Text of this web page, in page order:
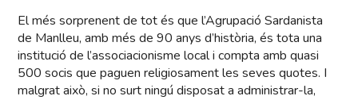
El més sorprenent de tot és que l’Agrupació Sardanista
de Manlleu, amb més de 90 anys d’història, és tota una
institució de l’associacionisme local i compta amb quasi
500 socis que paguen religiosament les seves quotes. I
malgrat això, si no surt ningú disposat a administrar-la,